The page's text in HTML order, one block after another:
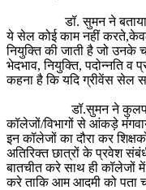
डॉ. सुमन ने बताया है कि
ये सेल कोई काम नहीं करते,केवल
नियुक्ति की जाती है जो उनके
भेदभाव, नियुक्ति, पदोन्नति
कहना है कि यदि ग्रीवेंस सेल
डॉ.सुमन ने कुलपति को लिखे
कॉलेजों/विभागों से आंकड़े
इन कॉलेजों का दौरा कर
अतिरिक्त छात्रों के प्रवेश
बातचीत करे साथ ही कॉलेजों में
करे ताकि आम आदमी को पता